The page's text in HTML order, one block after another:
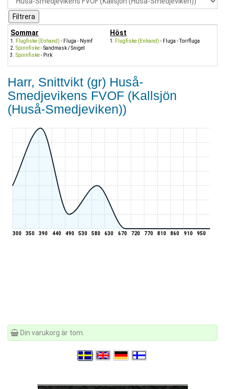
Sommar
Flugfiske (Enhand) - Fluga - Nymf
Spinnfiske- Sandmask / Snigel
Spinnfiske- Pirk
Höst
Flugfiske (Enhand) - Fluga - Torrfluga
Harr, Snittvikt (gr) Huså-
Smedjevikens FVOF (Kallsjön
(Huså-Smedjeviken))
300 350 390 440 490 530 580 630 670 720 770 810 860 910 950
Din varukorg är tom.